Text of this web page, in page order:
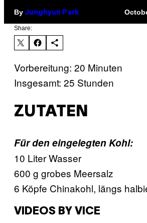
By Junghyun Park
Share:
Vorbereitung: 20 Minuten
Insgesamt: 25 Stunden
ZUTATEN
Für den eingelegten Kohl:
10 Liter Wasser
600 g grobes Meersalz
6 Köpfe Chinakohl, längs
VIDEOS BY VICE